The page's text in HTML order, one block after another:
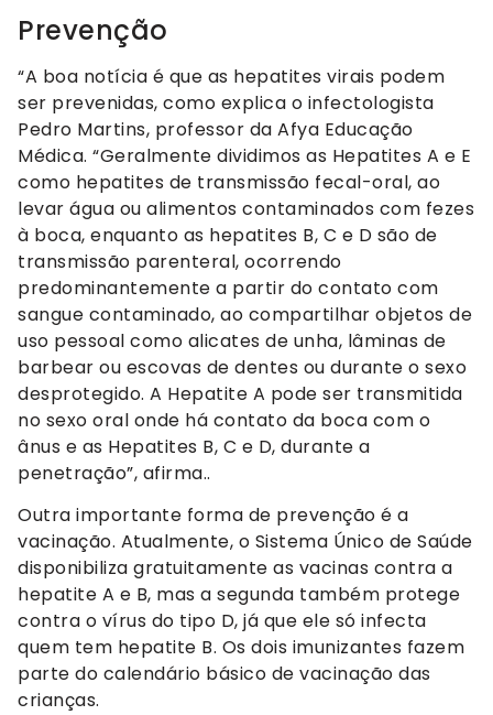
Prevenção
“A boa notícia é que as hepatites virais podem
ser prevenidas, como explica o infectologista
Pedro Martins, professor da Afya Educação
Médica. “Geralmente dividimos as Hepatites A e E
como hepatites de transmissão fecal-oral, ao
levar água ou alimentos contaminados com fezes
à boca, enquanto as hepatites B, C e D são de
transmissão parenteral, ocorrendo
predominantemente a partir do contato com
sangue contaminado, ao compartilhar objetos de
uso pessoal como alicates de unha, lâminas de
barbear ou escovas de dentes ou durante o sexo
desprotegido. A Hepatite A pode ser transmitida
no sexo oral onde há contato da boca com o
ânus e as Hepatites B, C e D, durante a
penetração”, afirma..
Outra importante forma de prevenção é a
vacinação. Atualmente, o Sistema Único de Saúde
disponibiliza gratuitamente as vacinas contra a
hepatite A e B, mas a segunda também protege
contra o vírus do tipo D, já que ele só infecta
quem tem hepatite B. Os dois imunizantes fazem
parte do calendário básico de vacinação das
crianças.